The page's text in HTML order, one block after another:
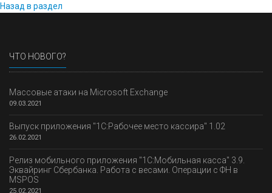
Назад в раздел
ЧТО НОВОГО?
Массовые атаки на Microsoft Exchange
09.03.2021
Выпуск приложения "1С:Рабочее место кассира" 1.02
26.02.2021
Релиз мобильного приложения "1С:Мобильная касса" 3.9.
Эквайринг Сбербанка. Работа с весами. Операции с ФН в
MSPOS
25.02.2021